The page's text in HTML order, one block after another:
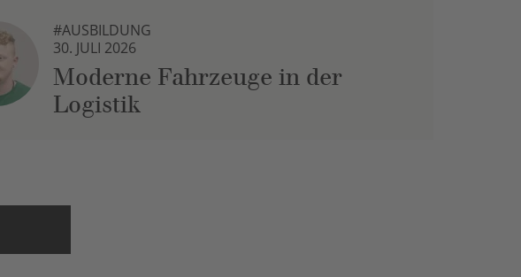
#AUSBILDUNG
30. JULI 2026
Moderne Fahrzeuge in der
Logistik